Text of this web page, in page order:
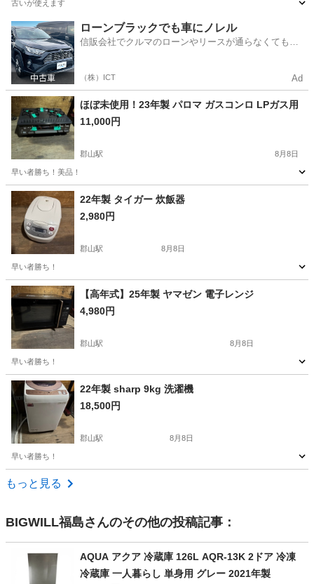
古いが使えます
福島 郡山市 郡山駅 キッチン家電 hitachi
ローンブラックでも車にノレル
信販会社でクルマのローンやリースが通らなくてもク
（株）ICT Ad
ほぼ未使用！23年製 パロマ ガスコンロ LPガス用
11,000円
郡山駅 8月8日
早い者勝ち！美品！
福島 郡山市 郡山駅 キッチン家電
22年製 タイガー 炊飯器
2,980円
郡山駅 8月8日
早い者勝ち！
福島 郡山市 郡山駅 キッチン家電 タイガー
【高年式】25年製 ヤマゼン 電子レンジ
4,980円
郡山駅 8月8日
早い者勝ち！
福島 郡山市 郡山駅 キッチン家電 ヤマゼン
22年製 sharp 9kg 洗濯機
18,500円
郡山駅 8月8日
早い者勝ち！
福島 郡山市
もっと見る
BIGWILL福島さんのその他の投稿記事：
AQUA アクア 冷蔵庫 126L AQR-13K 2ドア 冷凍
冷蔵庫 一人暮らし 単身用 グレー 2021年製